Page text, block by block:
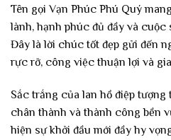
Tên gọi Vạn Phúc Phú Quý
lành, hạnh phúc đủ đầy và
Đây là lời chúc tốt đẹp gửi đến
rực rỡ, công việc thuận lợi và
Sắc trắng của lan hồ điệp
chân thành và thành công bền
hiện sự khởi đầu mới đầy hy